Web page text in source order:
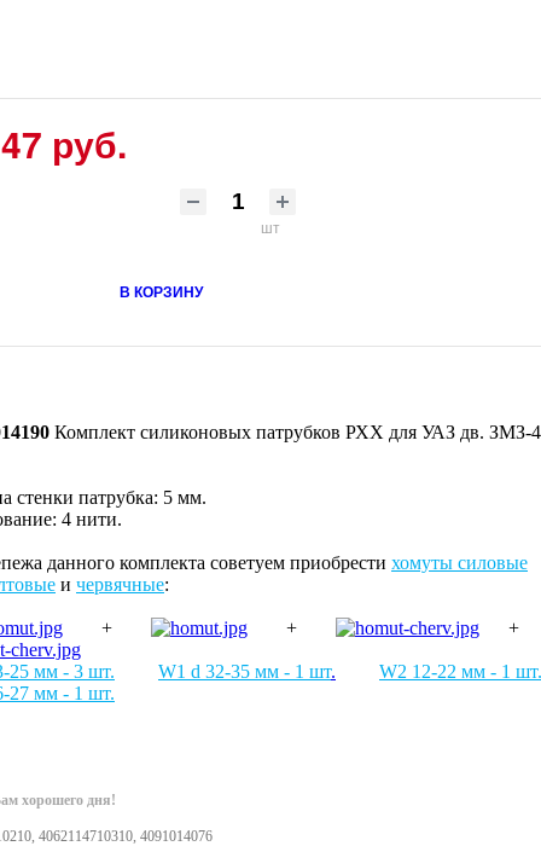
руб.
шт
В КОРЗИНУ
Комплект силиконовых патрубков РХХ для УАЗ дв. ЗМЗ-
стенки патрубка: 5 мм.
4 нити.
данного комплекта советуем приобрести хомуты силовые
и червячные:
+ +
25 мм - 3 шт. W1 d 32-35 мм - 1 шт. W2 12-22 мм - 1 шт.
27 мм - 1 шт.
хорошего дня!
4062114710310, 4091014076